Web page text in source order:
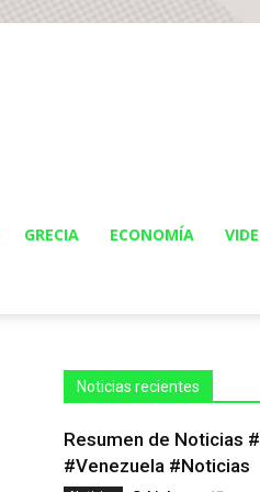
GRECIA ECONOMÍA
Noticias recientes
Resumen de Noticias
#Venezuela #Noticias